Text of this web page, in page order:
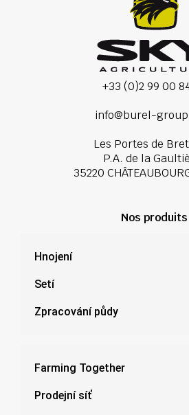
+33 (0)2 99 00
info@burel-
Les Portes de
P.A. de la
35220
Nos produits
Hnojení
Setí
Zpracování půdy
Farming Together
Prodejní síť